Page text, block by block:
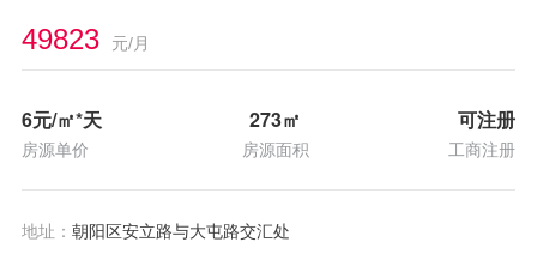
49823 元/月
6元/㎡*天
房源单价
273㎡
房源面积
可注册
工商注册
地址： 朝阳区安立路与大屯路交汇处